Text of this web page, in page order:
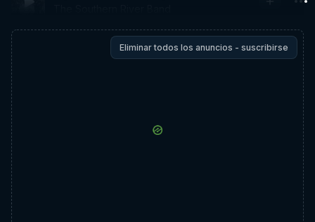
Eliminar todos los anuncios - suscribirse